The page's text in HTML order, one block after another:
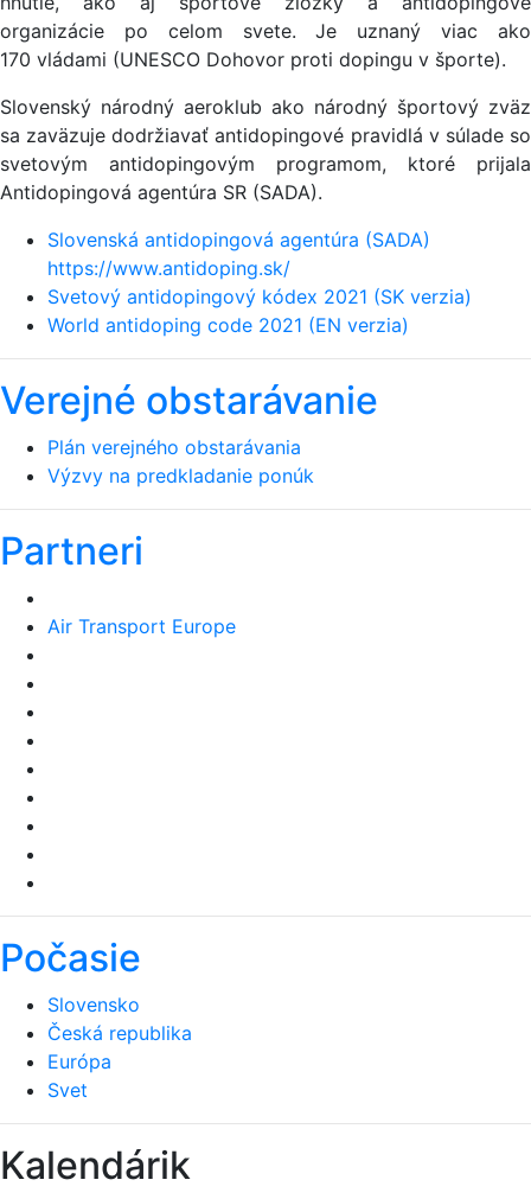
organizácie po celom svete. Je uznaný viac ako
170 vládami (UNESCO Dohovor proti dopingu v športe).
Slovenský národný aeroklub ako národný športový zväz
sa zaväzuje dodržiavať antidopingové pravidlá v súlade so
svetovým antidopingovým programom, ktoré prijala
Antidopingová agentúra SR (SADA).
Slovenská antidopingová agentúra (SADA)
https://www.antidoping.sk/
Svetový antidopingový kódex 2021 (SK verzia)
World antidoping code 2021 (EN verzia)
Verejné obstarávanie
Plán verejného obstarávania
Výzvy na predkladanie ponúk
Partneri
Air Transport Europe
Počasie
Slovensko
Česká republika
Európa
Svet
Kalendárik